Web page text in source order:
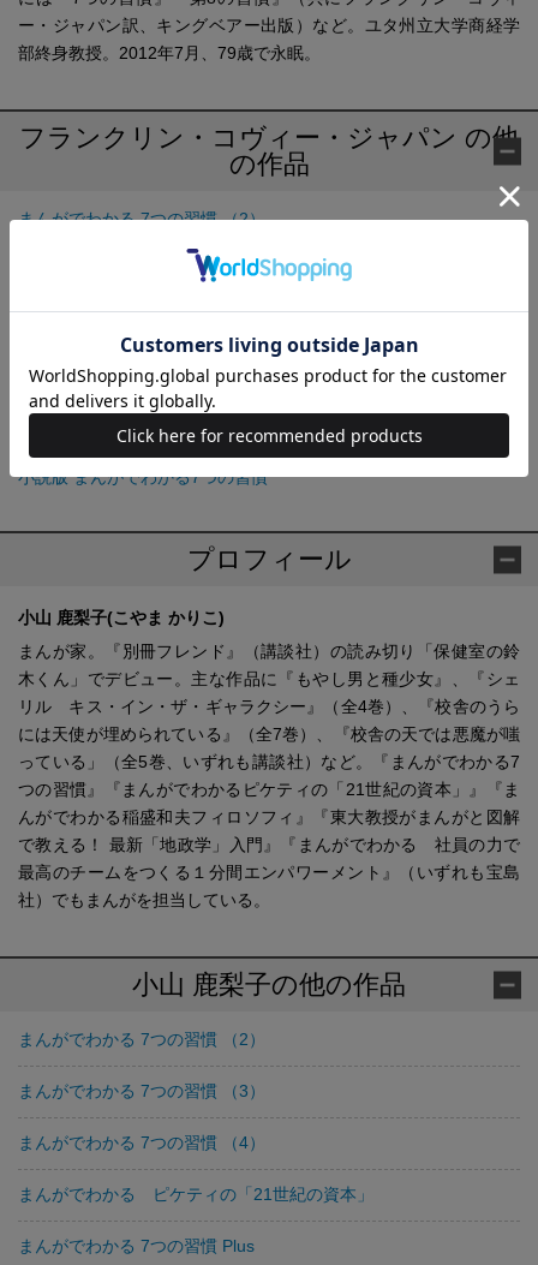
ー・ジャパン訳、キングベアー出版）など。ユタ州立大学商経学
部終身教授。2012年7月、79歳で永眠。
フランクリン・コヴィー・ジャパン の他
の作品
まんがでわかる 7つの習慣 （2）
まんがでわかる 7つの習慣 （3）
まんがでわかる 7つの習慣 Plus
英語で学ぶ！ まんがでわかる7つの習慣
小説版 まんがでわかる7つの習慣
プロフィール
小山 鹿梨子(こやま かりこ)
まんが家。『別冊フレンド』（講談社）の読み切り「保健室の鈴
木くん」でデビュー。主な作品に『もやし男と種少女』、『シェ
リル キス・イン・ザ・ギャラクシー』（全4巻）、『校舎のうら
には天使が埋められている』（全7巻）、『校舎の天では悪魔が嗤
っている」（全5巻、いずれも講談社）など。『まんがでわかる7
つの習慣』『まんがでわかるピケティの「21世紀の資本」』『ま
んがでわかる稲盛和夫フィロソフィ』『東大教授がまんがと図解
で教える！ 最新「地政学」入門』『まんがでわかる 社員の力で
最高のチームをつくる１分間エンパワーメント』（いずれも宝島
社）でもまんがを担当している。
小山 鹿梨子の他の作品
まんがでわかる 7つの習慣 （2）
まんがでわかる 7つの習慣 （3）
まんがでわかる 7つの習慣 （4）
まんがでわかる ピケティの「21世紀の資本」
まんがでわかる 7つの習慣 Plus